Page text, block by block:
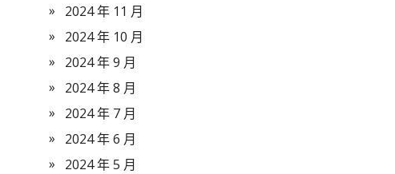
2024 年 11 月
2024 年 10 月
2024 年 9 月
2024 年 8 月
2024 年 7 月
2024 年 6 月
2024 年 5 月